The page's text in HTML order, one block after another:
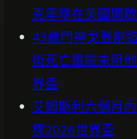
克率隊在美國開
43歲門神戈登創
術死亡風險未阻
界盃
艾姆斯利六個月
標2026世界盃